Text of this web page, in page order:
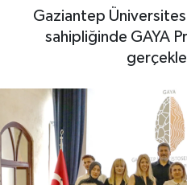
Gaziantep
sahipliğinde GAYA
Gündem
Kültür Sanat
Magazin
Son Dakika Haberleri